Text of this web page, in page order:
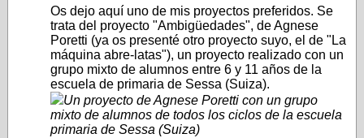
Os dejo aquí uno de mis proyectos preferidos. Se
trata del proyecto "Ambigüedades", de Agnese
Poretti (ya os presenté otro proyecto suyo, el de "La
máquina abre-latas"), un proyecto realizado con un
grupo mixto de alumnos entre 6 y 11 años de la
escuela de primaria de Sessa (Suiza).
Un proyecto de Agnese Poretti con un grupo
mixto de alumnos de todos los ciclos de la escuela
primaria de Sessa (Suiza)